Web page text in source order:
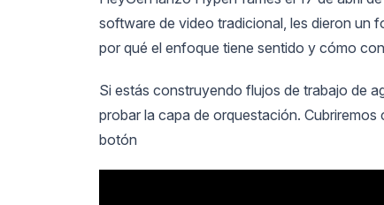
software de video tradicional, les dieron un
por qué el enfoque tiene sentido y cómo
Si estás construyendo flujos de trabajo de
probar la capa de orquestación.
botón